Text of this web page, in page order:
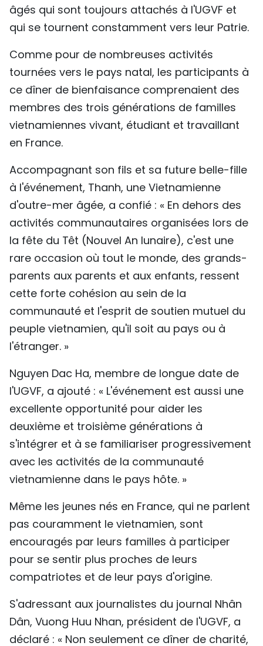
âgés qui sont toujours attachés à l'UGVF et
qui se tournent constamment vers leur Patrie.
Comme pour de nombreuses activités
tournées vers le pays natal, les participants à
ce dîner de bienfaisance comprenaient des
membres des trois générations de familles
vietnamiennes vivant, étudiant et travaillant
en France.
Accompagnant son fils et sa future belle-fille
à l'événement, Thanh, une Vietnamienne
d'outre-mer âgée, a confié : « En dehors des
activités communautaires organisées lors de
la fête du Têt (Nouvel An lunaire), c'est une
rare occasion où tout le monde, des grands-
parents aux parents et aux enfants, ressent
cette forte cohésion au sein de la
communauté et l'esprit de soutien mutuel du
peuple vietnamien, qu'il soit au pays ou à
l'étranger. »
Nguyen Dac Ha, membre de longue date de
l'UGVF, a ajouté : « L'événement est aussi une
excellente opportunité pour aider les
deuxième et troisième générations à
s'intégrer et à se familiariser progressivement
avec les activités de la communauté
vietnamienne dans le pays hôte. »
Même les jeunes nés en France, qui ne parlent
pas couramment le vietnamien, sont
encouragés par leurs familles à participer
pour se sentir plus proches de leurs
compatriotes et de leur pays d'origine.
S'adressant aux journalistes du journal Nhân
Dân, Vuong Huu Nhan, président de l'UGVF, a
déclaré : « Non seulement ce dîner de charité,